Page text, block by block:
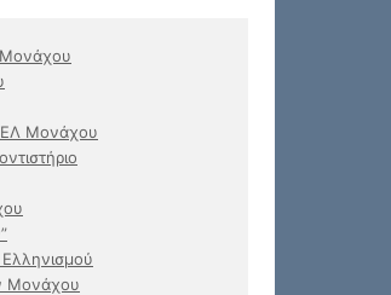
Μονάχου
Μονάχου
Μονάχου